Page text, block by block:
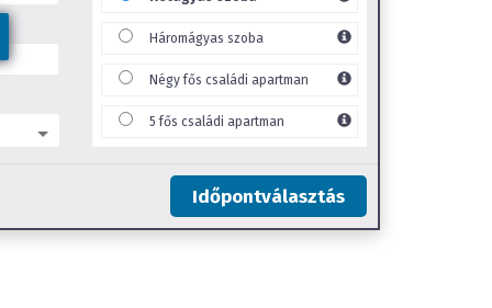
Háromágyas szoba
Négy fős családi apartman
5 fős családi apartman
Időpontválasztás